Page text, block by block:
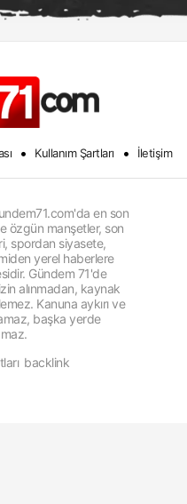
• Kullanım Şartları • İletişim
en son
özgün manşetler, son
spordan siyasete,
yerel haberlere
Gündem 71'de
alınmadan, kaynak
Kanuna aykırı ve
başka yerde
backlink